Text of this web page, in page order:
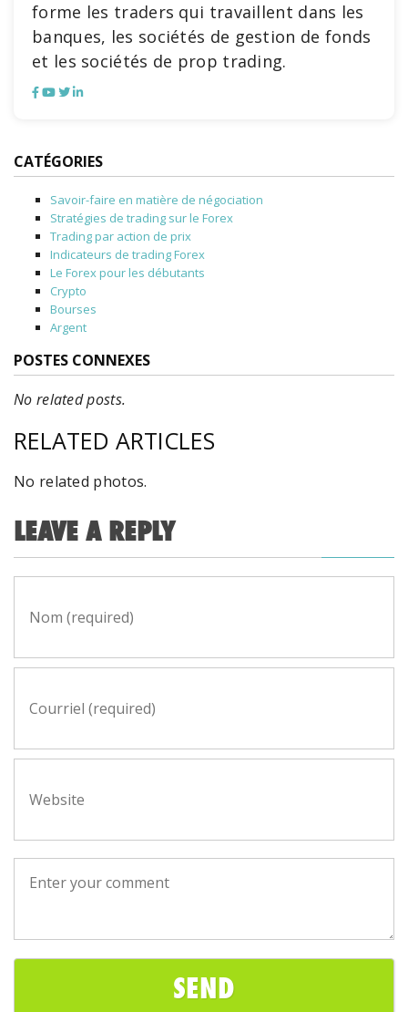
forme les traders qui travaillent dans les
banques, les sociétés de gestion de fonds
et les sociétés de prop trading.
CATÉGORIES
Savoir-faire en matière de négociation
Stratégies de trading sur le Forex
Trading par action de prix
Indicateurs de trading Forex
Le Forex pour les débutants
Crypto
Bourses
Argent
POSTES CONNEXES
No related posts.
RELATED ARTICLES
No related photos.
LEAVE A REPLY